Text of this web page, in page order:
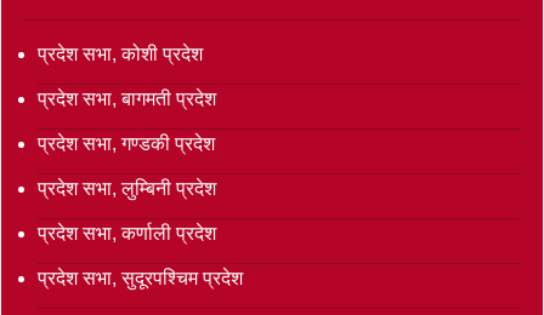
प्रदेश सभा, कोशी प्रदेश
प्रदेश सभा, बागमती प्रदेश
प्रदेश सभा, गण्डकी प्रदेश
प्रदेश सभा, लुम्बिनी प्रदेश
प्रदेश सभा, कर्णाली प्रदेश
प्रदेश सभा, सुदूरपश्चिम प्रदेश